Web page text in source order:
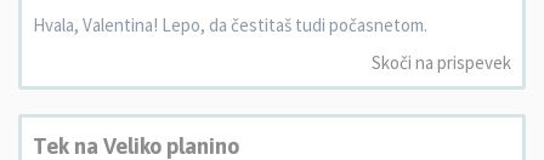
Hvala, Valentina! Lepo, da čestitaš tudi počasnetom.
Skoči na prispevek
Tek na Veliko planino